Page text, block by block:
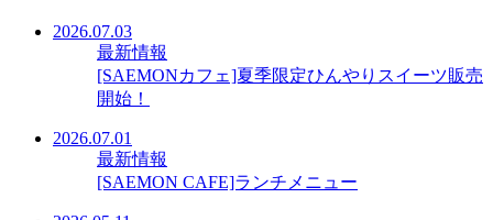
2026.07.03
最新情報
[SAEMONカフェ]夏季限定ひんやりスイーツ販売
開始！
2026.07.01
最新情報
[SAEMON CAFE]ランチメニュー